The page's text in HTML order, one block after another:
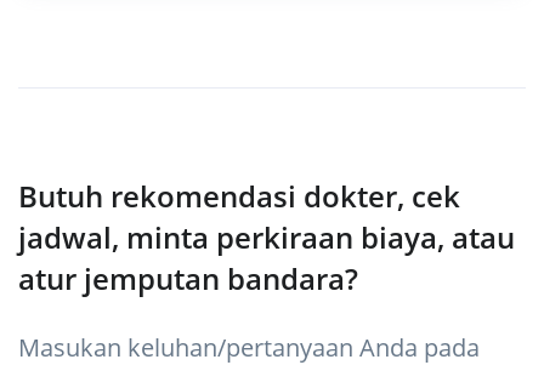
Butuh rekomendasi dokter, cek
jadwal, minta perkiraan biaya, atau
atur jemputan bandara?
Masukan keluhan/pertanyaan Anda pada